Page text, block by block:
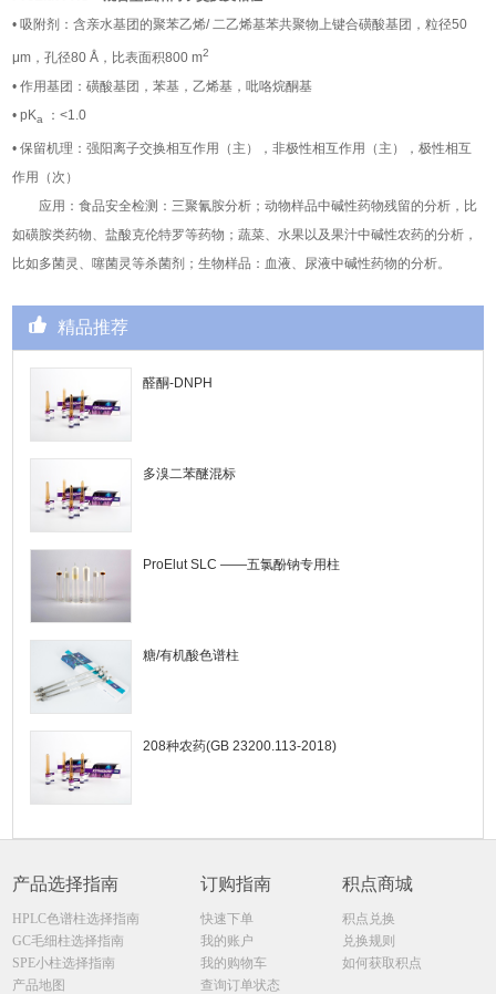
• 吸附剂：含亲水基团的聚苯乙烯/ 二乙烯基苯共聚物上键合磺酸基团，粒径50
μm，孔径80 Å，比表面积800 m2
• 作用基团：磺酸基团，苯基，乙烯基，吡咯烷酮基
• pKa ：<1.0
• 保留机理：强阳离子交换相互作用（主），非极性相互作用（主），极性相互
作用（次）
应用：食品安全检测：三聚氰胺分析；动物样品中碱性药物残留的分析，比
如磺胺类药物、盐酸克伦特罗等药物；蔬菜、水果以及果汁中碱性农药的分析，
比如多菌灵、噻菌灵等杀菌剂；生物样品：血液、尿液中碱性药物的分析。
精品推荐
醛酮-DNPH
多溴二苯醚混标
ProElut SLC ——五氯酚钠专用柱
糖/有机酸色谱柱
208种农药(GB 23200.113-2018)
产品选择指南
HPLC色谱柱选择指南
GC毛细柱选择指南
SPE小柱选择指南
产品地图
订购指南
快速下单
我的账户
我的购物车
查询订单状态
积点商城
积点兑换
兑换规则
如何获取积点